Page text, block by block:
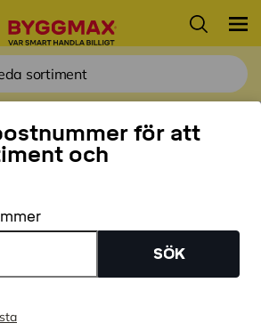
för att
och
SÖK